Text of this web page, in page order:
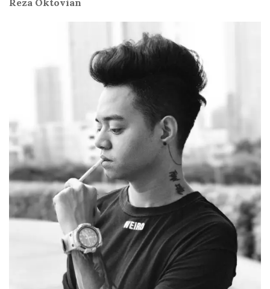
Reza Oktovian